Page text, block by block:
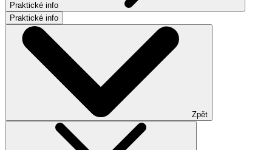
Praktické info
Praktické info
Zpět